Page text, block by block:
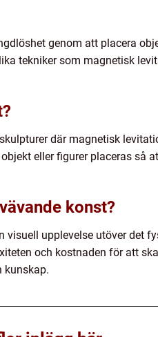
genom att placera
tekniker som magnetisk
där magnetisk
eller figurer placeras så
konst?
upplevelse utöver det
och kostnaden för att
kunskap.